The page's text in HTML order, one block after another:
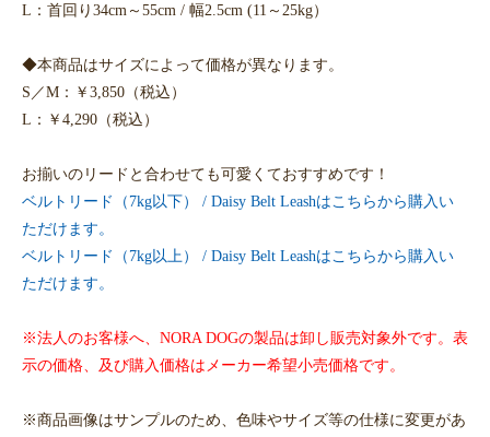
L：首回り34cm～55cm / 幅2.5cm (11～25kg）
◆本商品はサイズによって価格が異なります。
S／M：￥3,850（税込）
L：￥4,290（税込）
お揃いのリードと合わせても可愛くておすすめです！
ベルトリード（7kg以下） / Daisy Belt Leashはこちらから購入い
ただけます。
ベルトリード（7kg以上） / Daisy Belt Leashはこちらから購入い
ただけます。
※法人のお客様へ、NORA DOGの製品は卸し販売対象外です。表
示の価格、及び購入価格はメーカー希望小売価格です。
※商品画像はサンプルのため、色味やサイズ等の仕様に変更があ